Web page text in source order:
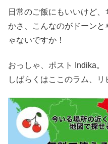
日常のご飯にもいいけど
かさ、こんなのがドーン
ゃないですか！
おっしゃ、ポスト Indika。
しばらくはここのラム、リ